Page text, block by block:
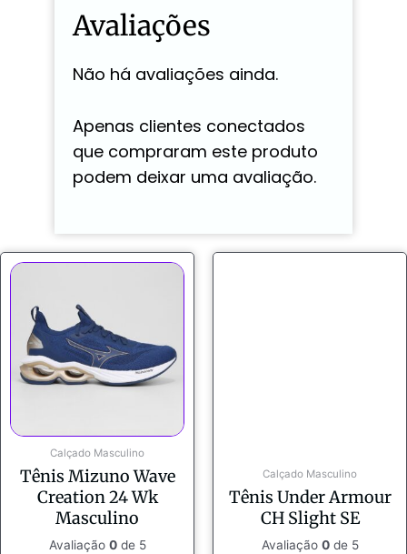
Calçado Masculino
Tênis Mizuno Wave
Creation 24 Wk
Masculino
Avaliação 0de 5
Calçado Masculino
Tênis Under Armour
CH Slight SE
Avaliação 0de 5
Avaliações
Não há avaliações ainda.
Apenas clientes conectados
que compraram este produto
podem deixar uma avaliação.